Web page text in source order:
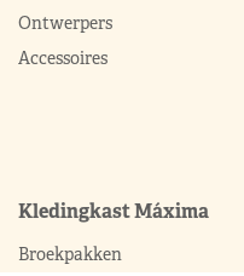
Ontwerpers
Accessoires
Kledingkast Máxima
Broekpakken